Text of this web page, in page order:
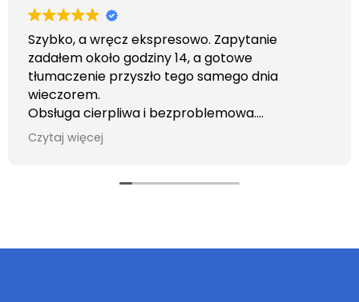
Szybko, a wręcz ekspresowo. Zapytanie
zadałem około godziny 14, a gotowe
tłumaczenie przyszło tego samego dnia
wieczorem.
Obsługa cierpliwa i bezproblemowa.
Otrzymałem wszelkie informacje i porady jaka
usługa będzie dla mnie najlepsza. Faktura także
Czytaj więcej